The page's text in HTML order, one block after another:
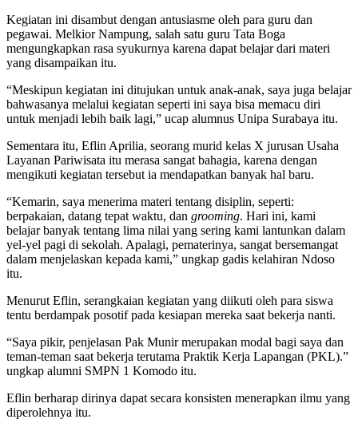
Kegiatan ini disambut dengan antusiasme oleh para guru dan
pegawai. Melkior Nampung, salah satu guru Tata Boga
mengungkapkan rasa syukurnya karena dapat belajar dari materi
yang disampaikan itu.
“Meskipun kegiatan ini ditujukan untuk anak-anak, saya juga belajar
bahwasanya melalui kegiatan seperti ini saya bisa memacu diri
untuk menjadi lebih baik lagi,” ucap alumnus Unipa Surabaya itu.
Sementara itu, Eflin Aprilia, seorang murid kelas X jurusan Usaha
Layanan Pariwisata itu merasa sangat bahagia, karena dengan
mengikuti kegiatan tersebut ia mendapatkan banyak hal baru.
“Kemarin, saya menerima materi tentang disiplin, seperti:
berpakaian, datang tepat waktu, dan grooming. Hari ini, kami
belajar banyak tentang lima nilai yang sering kami lantunkan dalam
yel-yel pagi di sekolah. Apalagi, pematerinya, sangat bersemangat
dalam menjelaskan kepada kami,” ungkap gadis kelahiran Ndoso
itu.
Menurut Eflin, serangkaian kegiatan yang diikuti oleh para siswa
tentu berdampak posotif pada kesiapan mereka saat bekerja nanti.
“Saya pikir, penjelasan Pak Munir merupakan modal bagi saya dan
teman-teman saat bekerja terutama Praktik Kerja Lapangan (PKL).”
ungkap alumni SMPN 1 Komodo itu.
Eflin berharap dirinya dapat secara konsisten menerapkan ilmu yang
diperolehnya itu.